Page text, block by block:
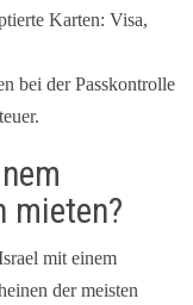
Karten: Visa,
bei der Passkontrolle
mieten?
mit einem
der meisten